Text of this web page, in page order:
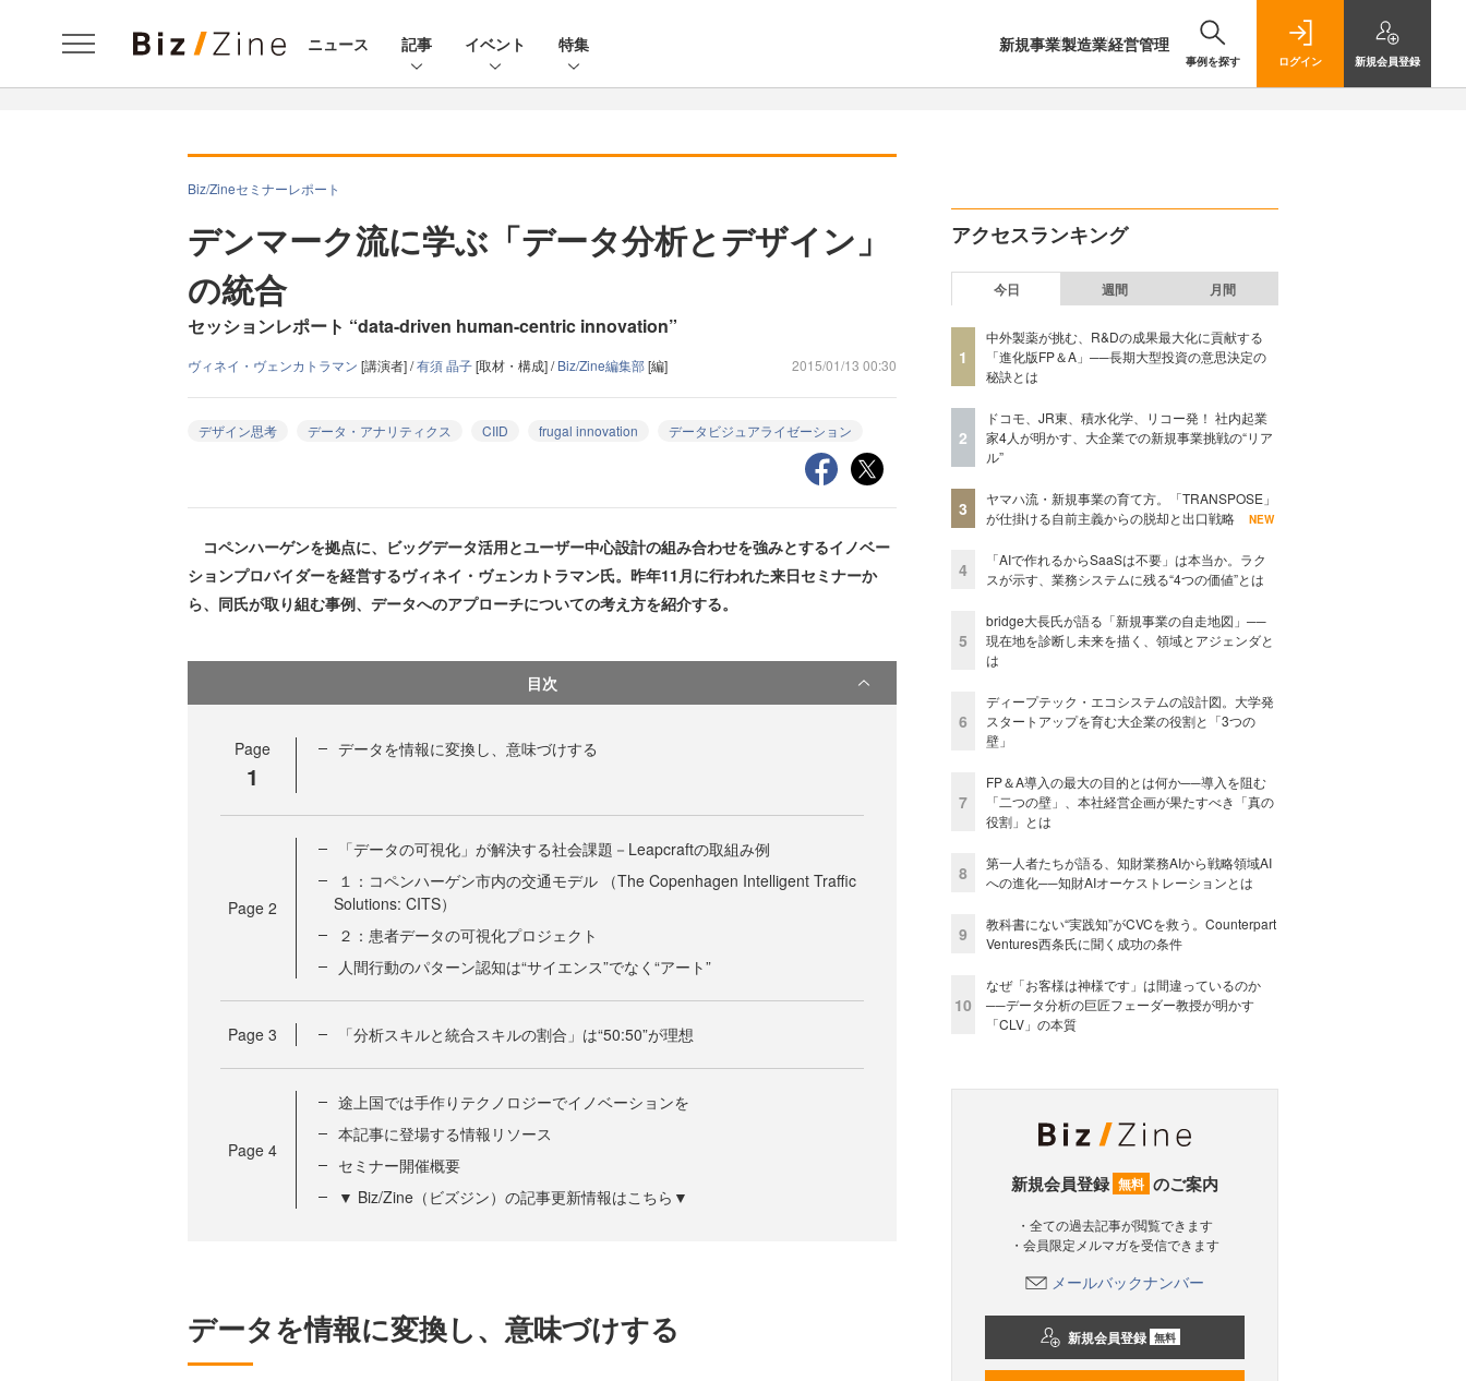
ニュース 記事 イベント 特集 新規事業製造業経営管理
事例を探す ログイン 新規会員登録
Biz/Zineセミナーレポート
デンマーク流に学ぶ「データ分析とデザイン」
の統合
セッションレポート “data-driven human-centric innovation”
ヴィネイ・ヴェンカトラマン [講演者] /有須 晶子[取材・構成] /Biz/Zine編集部[編] 2015/01/13 00:30
デザイン思考 データ・アナリティクス CIID frugal innovation データビジュアライゼーション
コペンハーゲンを拠点に、ビッグデータ活用とユーザー中心設計の組み合わせを強みとするイノベー
ションプロバイダーを経営するヴィネイ・ヴェンカトラマン氏。昨年11月に行われた来日セミナーか
ら、同氏が取り組む事例、データへのアプローチについての考え方を紹介する。
目次
Page
1
データを情報に変換し、意味づけする
Page 2
「データの可視化」が解決する社会課題－Leapcraftの取組み例
１：コペンハーゲン市内の交通モデル （The Copenhagen Intelligent Traffic
Solutions: CITS）
２：患者データの可視化プロジェクト
人間行動のパターン認知は“サイエンス”でなく“アート”
Page 3 「分析スキルと統合スキルの割合」は“50:50”が理想
Page 4
途上国では手作りテクノロジーでイノベーションを
本記事に登場する情報リソース
セミナー開催概要
▼ Biz/Zine（ビズジン）の記事更新情報はこちら▼
データを情報に変換し、意味づけする
アクセスランキング
今日 週間 月間
1
中外製薬が挑む、R&Dの成果最大化に貢献する
「進化版FP＆A」──長期大型投資の意思決定の
秘訣とは
2
ドコモ、JR東、積水化学、リコー発！ 社内起業
家4人が明かす、大企業での新規事業挑戦の“リア
ル”
3
ヤマハ流・新規事業の育て方。「TRANSPOSE」
が仕掛ける自前主義からの脱却と出口戦略
NEW
4
「AIで作れるからSaaSは不要」は本当か。ラク
スが示す、業務システムに残る“4つの価値”とは
5
bridge大長氏が語る「新規事業の自走地図」──
現在地を診断し未来を描く、領域とアジェンダと
は
6
ディープテック・エコシステムの設計図。大学発
スタートアップを育む大企業の役割と「3つの
壁」
7
FP＆A導入の最大の目的とは何か──導入を阻む
「二つの壁」、本社経営企画が果たすべき「真の
役割」とは
8
第一人者たちが語る、知財業務AIから戦略領域AI
への進化──知財AIオーケストレーションとは
9
教科書にない“実践知”がCVCを救う。Counterpart
Ventures西条氏に聞く成功の条件
10
なぜ「お客様は神様です」は間違っているのか
──データ分析の巨匠フェーダー教授が明かす
「CLV」の本質
新規会員登録 無料 のご案内
・全ての過去記事が閲覧できます
・会員限定メルマガを受信できます
メールバックナンバー
新規会員登録 無料